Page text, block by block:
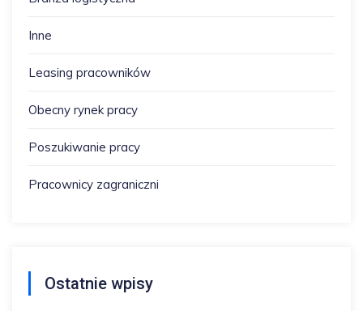
Inne
Leasing pracowników
Obecny rynek pracy
Poszukiwanie pracy
Pracownicy zagraniczni
Ostatnie wpisy